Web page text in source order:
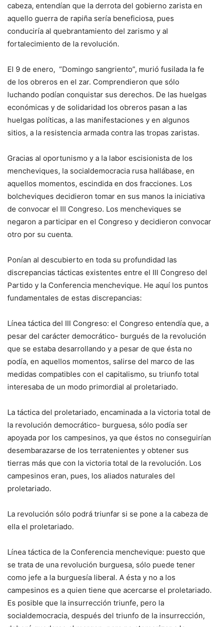
cabeza, entendían que la derrota del gobierno zarista en
aquello guerra de rapiña sería beneficiosa, pues
conduciría al quebrantamiento del zarismo y al
fortalecimiento de la revolución.
El 9 de enero, ”Domingo sangriento”, murió fusilada la fe
de los obreros en el zar. Comprendieron que sólo
luchando podían conquistar sus derechos. De las huelgas
económicas y de solidaridad los obreros pasan a las
huelgas políticas, a las manifestaciones y en algunos
sitios, a la resistencia armada contra las tropas zaristas.
Gracias al oportunismo y a la labor escisionista de los
mencheviques, la socialdemocracia rusa hallábase, en
aquellos momentos, escindida en dos fracciones. Los
bolcheviques decidieron tomar en sus manos la iniciativa
de convocar el III Congreso. Los mencheviques se
negaron a participar en el Congreso y decidieron convocar
otro por su cuenta.
Ponían al descubierto en toda su profundidad las
discrepancias tácticas existentes entre el III Congreso del
Partido y la Conferencia menchevique. He aquí los puntos
fundamentales de estas discrepancias:
Línea táctica del III Congreso: el Congreso entendía que, a
pesar del carácter democrático- burgués de la revolución
que se estaba desarrollando y a pesar de que ésta no
podía, en aquellos momentos, salirse del marco de las
medidas compatibles con el capitalismo, su triunfo total
interesaba de un modo primordial al proletariado.
La táctica del proletariado, encaminada a la victoria total de
la revolución democrático- burguesa, sólo podía ser
apoyada por los campesinos, ya que éstos no conseguirían
desembarazarse de los terratenientes y obtener sus
tierras más que con la victoria total de la revolución. Los
campesinos eran, pues, los aliados naturales del
proletariado.
La revolución sólo podrá triunfar si se pone a la cabeza de
ella el proletariado.
Línea táctica de la Conferencia menchevique: puesto que
se trata de una revolución burguesa, sólo puede tener
como jefe a la burguesía liberal. A ésta y no a los
campesinos es a quien tiene que acercarse el proletariado.
Es posible que la insurrección triunfe, pero la
socialdemocracia, después del triunfo de la insurrección,